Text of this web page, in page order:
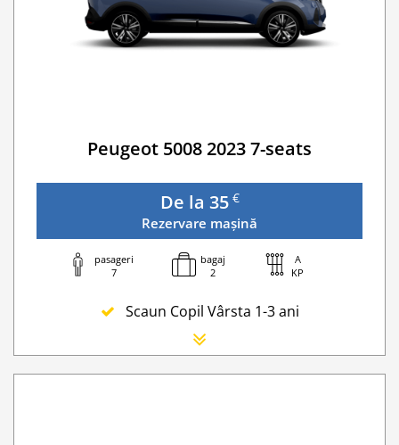
Serviciu premium de urgență pe drum
Traversarea frontierei Romania
Peugeot 5008 2023 7-seats
De la 35 €
Rezervare mașină
pasageri
7
bagaj
2
A
KP
Scaun Copil Vârsta 1-3 ani
Scaun Nou-nascut